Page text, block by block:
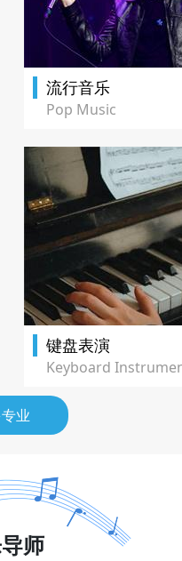
流行音乐
Pop Music
键盘表演
Keyboard
业
师